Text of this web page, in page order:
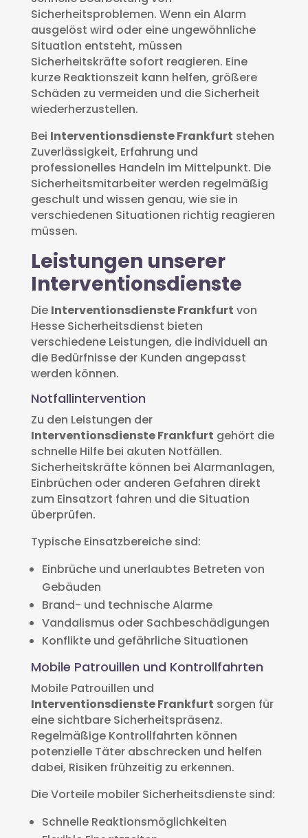
Sicherheitsproblemen. Wenn ein Alarm
ausgelöst wird oder eine ungewöhnliche
Situation entsteht, müssen
Sicherheitskräfte sofort reagieren. Eine
kurze Reaktionszeit kann helfen, größere
Schäden zu vermeiden und die Sicherheit
wiederherzustellen.
Bei Interventionsdienste Frankfurt stehen
Zuverlässigkeit, Erfahrung und
professionelles Handeln im Mittelpunkt. Die
Sicherheitsmitarbeiter werden regelmäßig
geschult und wissen genau, wie sie in
verschiedenen Situationen richtig reagieren
müssen.
Leistungen unserer
Interventionsdienste
Die Interventionsdienste Frankfurt von
Hesse Sicherheitsdienst bieten
verschiedene Leistungen, die individuell an
die Bedürfnisse der Kunden angepasst
werden können.
Notfallintervention
Zu den Leistungen der
Interventionsdienste Frankfurt gehört die
schnelle Hilfe bei akuten Notfällen.
Sicherheitskräfte können bei Alarmanlagen,
Einbrüchen oder anderen Gefahren direkt
zum Einsatzort fahren und die Situation
überprüfen.
Typische Einsatzbereiche sind:
Einbrüche und unerlaubtes Betreten von
Gebäuden
Brand- und technische Alarme
Vandalismus oder Sachbeschädigungen
Konflikte und gefährliche Situationen
Mobile Patrouillen und Kontrollfahrten
Mobile Patrouillen und
Interventionsdienste Frankfurt sorgen für
eine sichtbare Sicherheitspräsenz.
Regelmäßige Kontrollfahrten können
potenzielle Täter abschrecken und helfen
dabei, Risiken frühzeitig zu erkennen.
Die Vorteile mobiler Sicherheitsdienste sind:
Schnelle Reaktionsmöglichkeiten